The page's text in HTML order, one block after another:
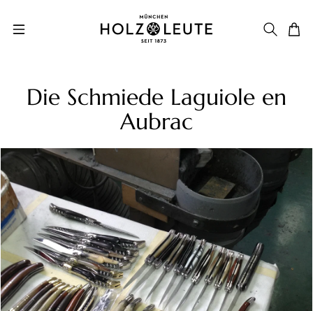
Zum Hauptinhalt springen
Die Schmiede Laguiole en
Aubrac